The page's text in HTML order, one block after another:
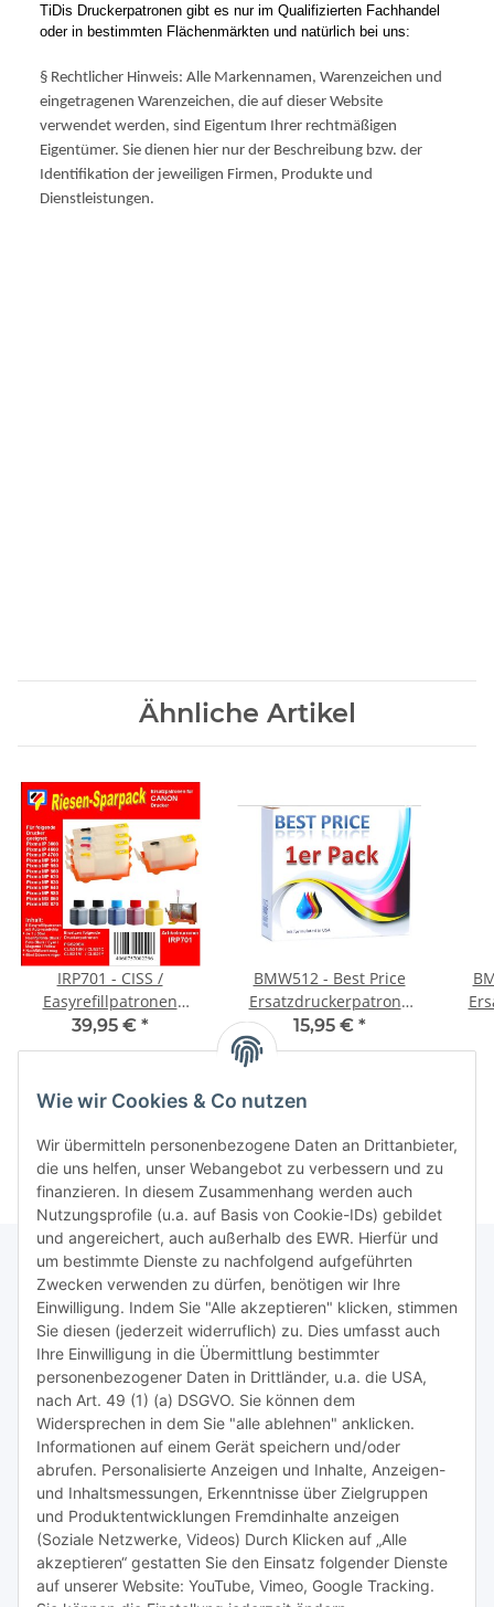
TiDis Druckerpatronen gibt es nur im Qualifizierten Fachhandel
oder in bestimmten Flächenmärkten und natürlich bei uns:
§ Rechtlicher Hinweis: Alle Markennamen, Warenzeichen und
eingetragenen Warenzeichen, die auf dieser Website
verwendet werden, sind Eigentum Ihrer rechtmäßigen
Eigentümer. Sie dienen hier nur der Beschreibung bzw. der
Identifikation der jeweiligen Firmen, Produkte und
Dienstleistungen.
Ähnliche Artikel
IRP701 - CISS /
Easyrefillpatronen
Starterset für PGI520 &
CLI521er CMYK mit
Nachfülltinte und
ALLES DRIN -
39,95 € *
BMW512 - Best Price
Ersatzdruckerpatrone
mit 15ml Inhalt - PG510 /
PG512 - schwarz -
15,95 € *
TiDis Lizenzsystem
Meist besuchte Seiten:
Tipps & Tricks rund um Sublimation
TiDis Videos auf Youtube
Nachfüllpreise für Druckerpatronen
Refillservice Patronen verpacken
TiDis Druckerwerkstatt
Wie wir Cookies & Co nutzen
Wir übermitteln personenbezogene Daten an Drittanbieter,
die uns helfen, unser Webangebot zu verbessern und zu
finanzieren. In diesem Zusammenhang werden auch
Nutzungsprofile (u.a. auf Basis von Cookie-IDs) gebildet
und angereichert, auch außerhalb des EWR. Hierfür und
um bestimmte Dienste zu nachfolgend aufgeführten
Zwecken verwenden zu dürfen, benötigen wir Ihre
Einwilligung. Indem Sie "Alle akzeptieren" klicken, stimmen
Sie diesen (jederzeit widerruflich) zu. Dies umfasst auch
Ihre Einwilligung in die Übermittlung bestimmter
personenbezogener Daten in Drittländer, u.a. die USA,
nach Art. 49 (1) (a) DSGVO. Sie können dem
Widersprechen in dem Sie "alle ablehnen" anklicken.
Informationen auf einem Gerät speichern und/oder
abrufen. Personalisierte Anzeigen und Inhalte, Anzeigen-
und Inhaltsmessungen, Erkenntnisse über Zielgruppen
und Produktentwicklungen Fremdinhalte anzeigen
(Soziale Netzwerke, Videos) Durch Klicken auf „Alle
akzeptieren“ gestatten Sie den Einsatz folgender Dienste
auf unserer Website: YouTube, Vimeo, Google Tracking.